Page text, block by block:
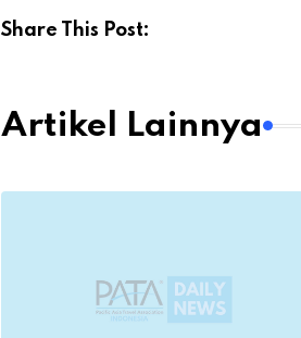
Share This Post:
Artikel Lainnya